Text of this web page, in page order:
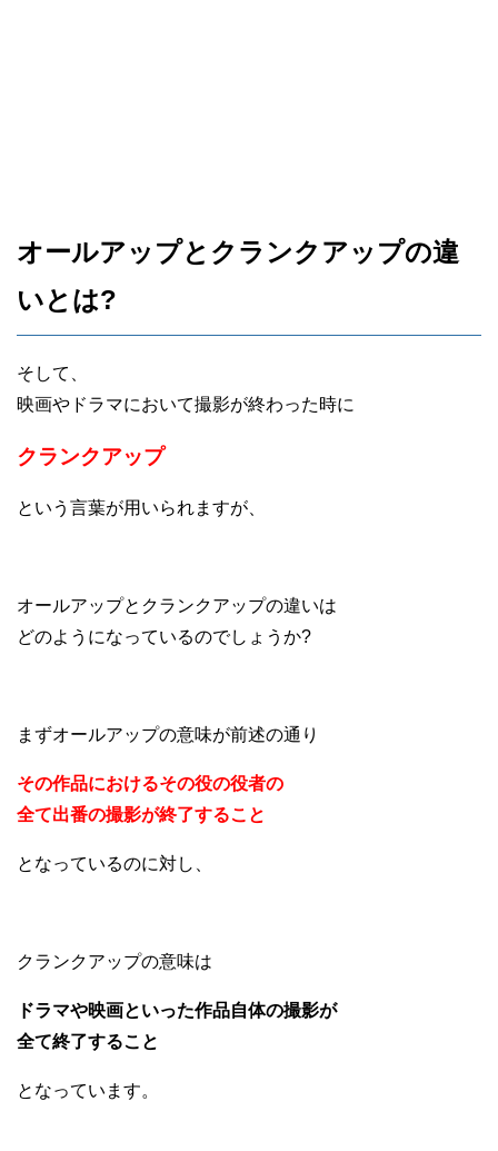
オールアップとクランクアップの違
いとは?
そして、
映画やドラマにおいて撮影が終わった時に
クランクアップ
という言葉が用いられますが、
オールアップとクランクアップの違いは
どのようになっているのでしょうか?
まずオールアップの意味が前述の通り
その作品におけるその役の役者の
全て出番の撮影が終了すること
となっているのに対し、
クランクアップの意味は
ドラマや映画といった作品自体の撮影が
全て終了すること
となっています。